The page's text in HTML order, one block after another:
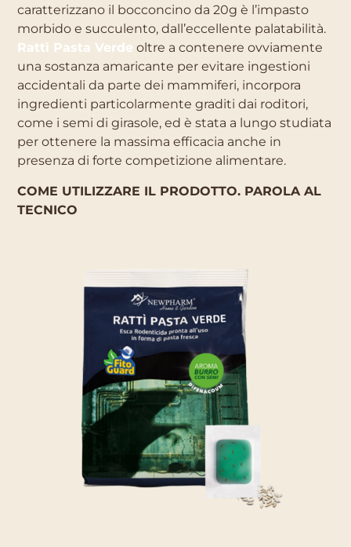
caratterizzano il bocconcino da 20g è l’impasto
morbido e succulento, dall’eccellente palatabilità.
Rattì Pasta Verde oltre a contenere ovviamente
una sostanza amaricante per evitare ingestioni
accidentali da parte dei mammiferi, incorpora
ingredienti particolarmente graditi dai roditori,
come i semi di girasole, ed è stata a lungo studiata
per ottenere la massima efficacia anche in
presenza di forte competizione alimentare.
COME UTILIZZARE IL PRODOTTO. PAROLA AL
TECNICO